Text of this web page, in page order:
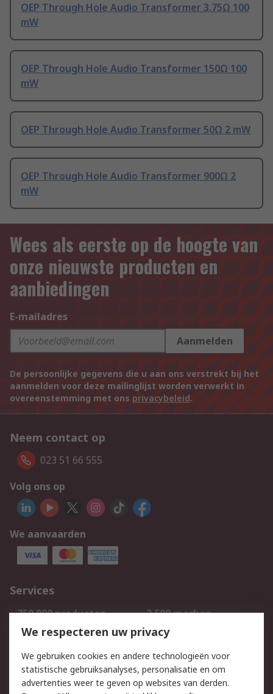
OEP Through Hole Audio Transformer 3.75Ω 100
mW
OEP Through Hole Audio Transformer 150Ω 100
mW
OEP Through Hole Audio Transformer 50Ω 2 mW
OEP Through Hole Audio Transformer 900Ω 2
mW
Wees als eerste op de hoogte van
onze nieuwste producten en
aanbiedingen
E-mailadres
Aanmelden
De persoonlijke gegevens die u aan ons verstrekt bij het
aanmelden voor deze mailinglijst worden verwerkt in
overeenstemming met ons privacybeleid.
Neem contact op
023 51 66 555
Volg ons op
We aanvaarden
Services
750.000 producten
2.500 merken
Bestellen
Inkoopoplossingen
Track & Trace
We respecteren uw privacy
We gebruiken cookies en andere technologieën voor
statistische gebruiksanalyses, personalisatie en om
advertenties weer te geven op websites van derden.